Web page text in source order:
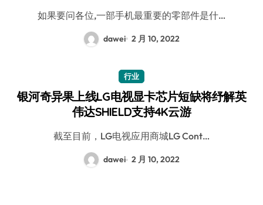
如果要问各位,一部手机最重要的零部件是什…
dawei 2 月 10, 2022
行业
银河奇异果上线LG电视显卡芯片短缺将纾解英
伟达SHIELD支持4K云游
截至目前，LG电视应用商城LG Cont…
dawei 2 月 10, 2022